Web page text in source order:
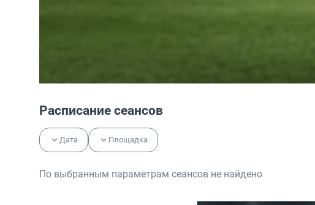
Расписание сеансов
Дата Площадка
По выбранным параметрам сеансов не найдено